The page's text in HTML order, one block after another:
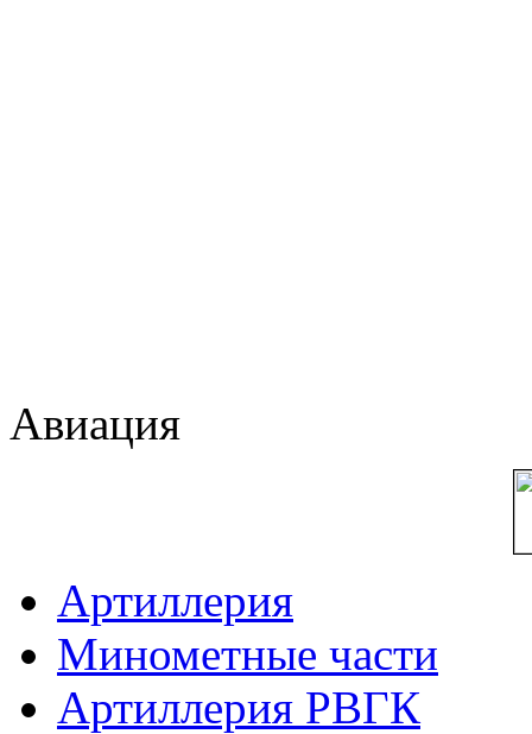
Авиация
Артиллерия
Минометные части
Артиллерия РВГК